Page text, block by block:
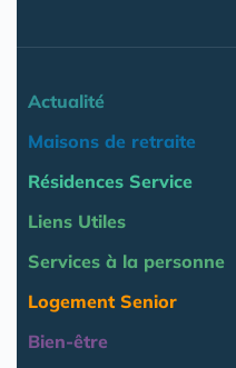
Actualité
Maisons de retraite
Résidences Service
Liens Utiles
Services à la personne
Logement Senior
Bien-être